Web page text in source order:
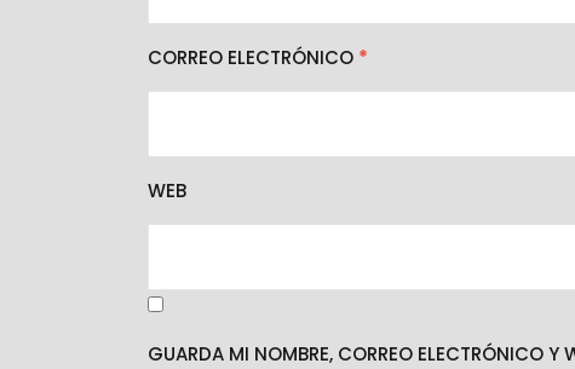
CORREO ELECTRÓNICO *
WEB
GUARDA MI NOMBRE, CORREO ELECTRÓNICO Y